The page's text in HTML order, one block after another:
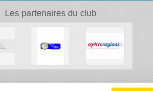
Les partenaires du club